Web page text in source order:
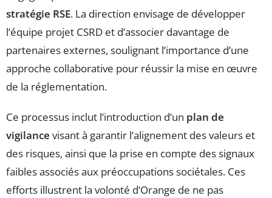
stratégie RSE. La direction envisage de développer
l’équipe projet CSRD et d’associer davantage de
partenaires externes, soulignant l’importance d’une
approche collaborative pour réussir la mise en œuvre
de la réglementation.
Ce processus inclut l’introduction d’un plan de
vigilance visant à garantir l’alignement des valeurs et
des risques, ainsi que la prise en compte des signaux
faibles associés aux préoccupations sociétales. Ces
efforts illustrent la volonté d’Orange de ne pas